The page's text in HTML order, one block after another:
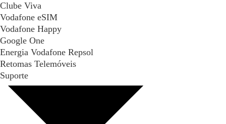
Clube Viva
Vodafone eSIM
Vodafone Happy
Google One
Energia Vodafone Repsol
Retomas Telemóveis
Suporte